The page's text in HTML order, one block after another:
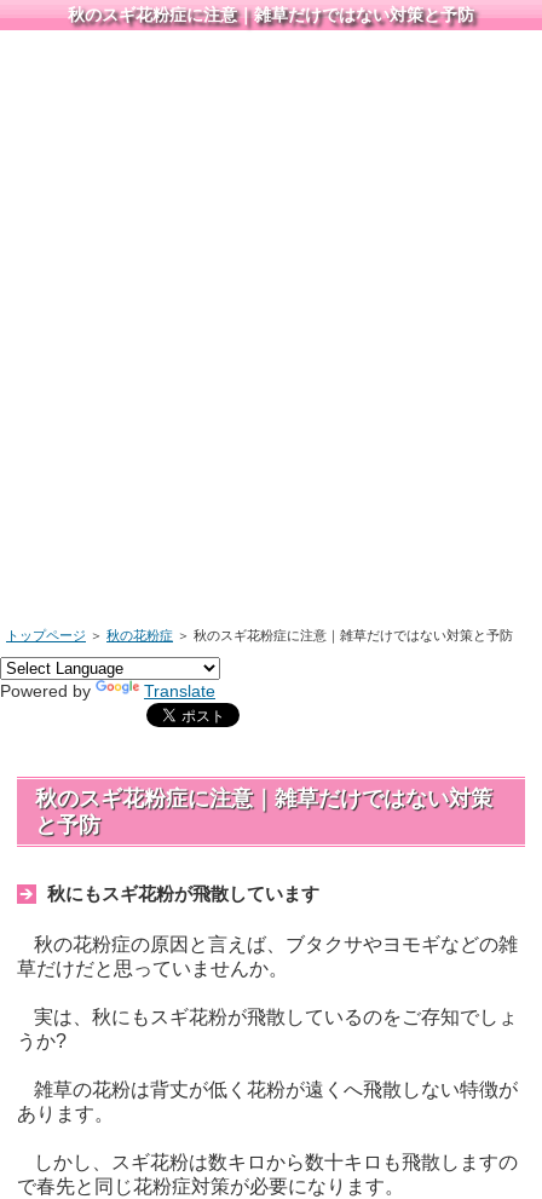
秋のスギ花粉症に注意｜雑草だけではない対策と予防
トップページ ＞ 秋の花粉症 ＞ 秋のスギ花粉症に注意｜雑草だけではない対策と予防
Powered by Translate
秋のスギ花粉症に注意｜雑草だけではない対策
と予防
秋にもスギ花粉が飛散しています
秋の花粉症の原因と言えば、ブタクサやヨモギなどの雑
草だけだと思っていませんか。
実は、秋にもスギ花粉が飛散しているのをご存知でしょ
うか?
雑草の花粉は背丈が低く花粉が遠くへ飛散しない特徴が
あります。
しかし、スギ花粉は数キロから数十キロも飛散しますの
で春先と同じ花粉症対策が必要になります。